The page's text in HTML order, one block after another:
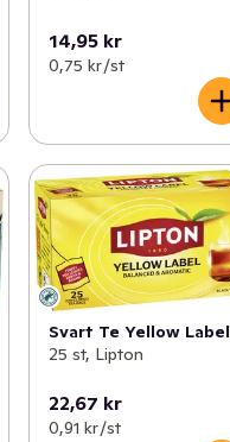
14,95 kr
0,75 kr /st
Svart Te Yellow Label
25 st, Lipton
22,67 kr
0,91 kr /st